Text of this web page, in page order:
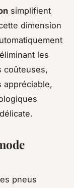
simplifient
dimension
les
coûteuses,
appréciable,
pneus